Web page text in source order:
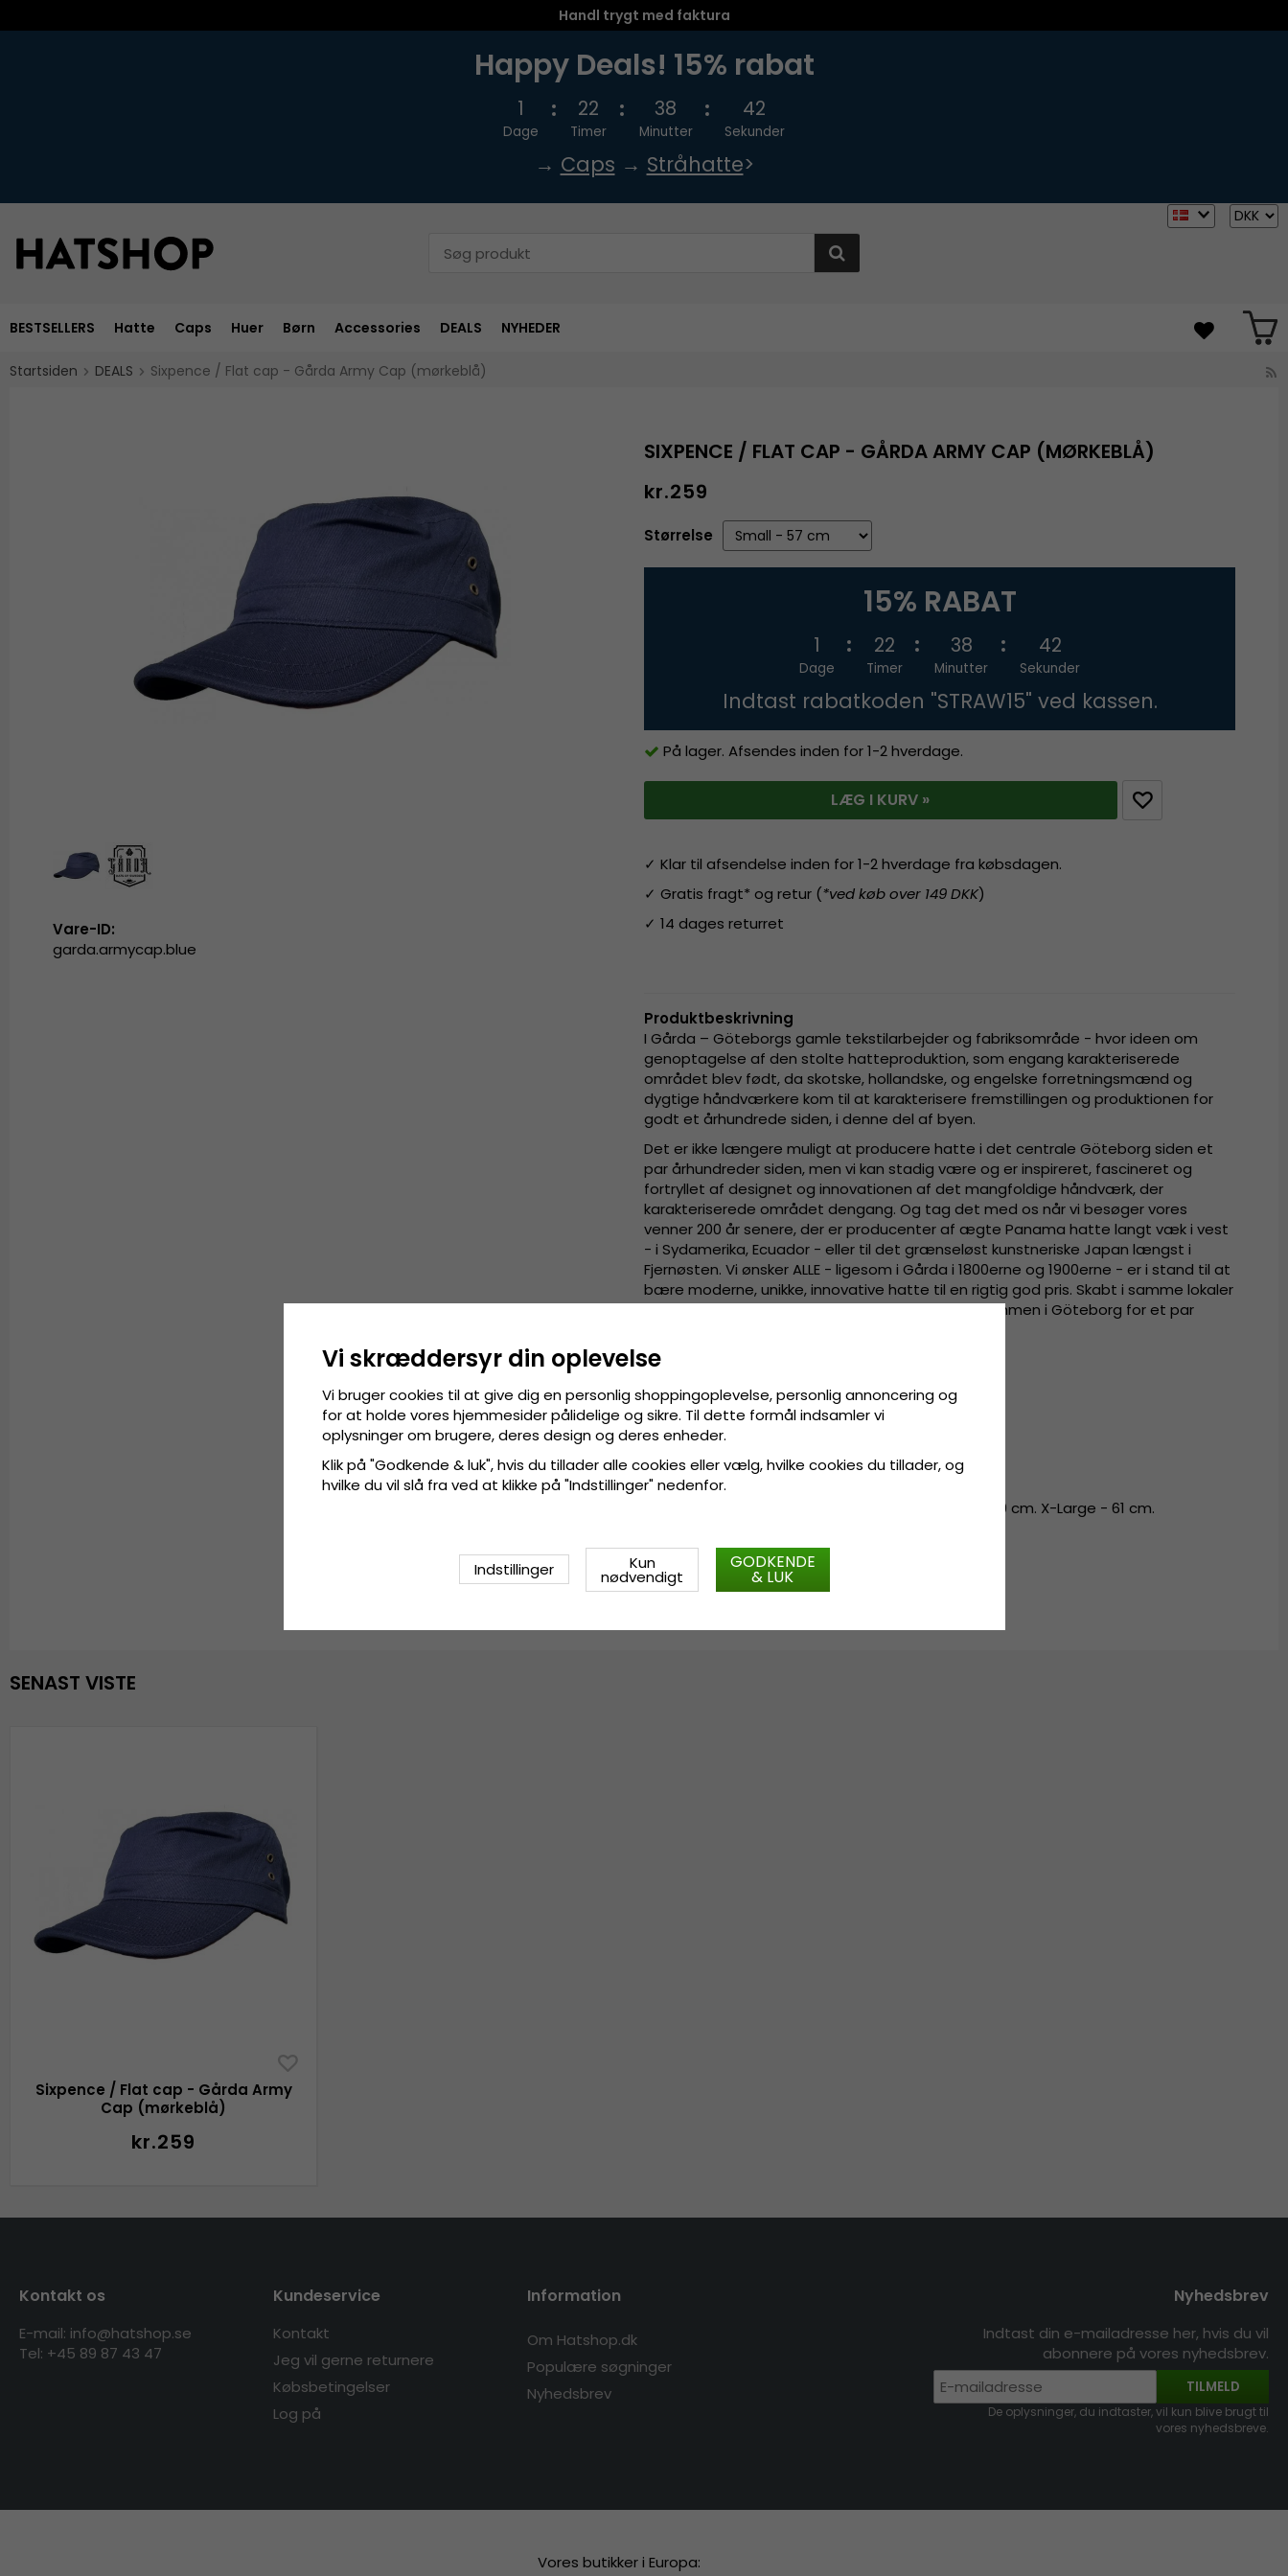
Handl trygt med faktura
Happy Deals! 15% rabat
1
Dage
22
Timer
38
Minutter
42
Sekunder
→ Caps → Stråhatte>
BESTSELLERS Hatte Caps Huer Børn Accessories DEALS NYHEDER
Startsiden DEALS Sixpence / Flat cap - Gårda Army Cap (mørkeblå)
SIXPENCE / FLAT CAP - GÅRDA ARMY CAP (MØRKEBLÅ)
kr.259
Størrelse
15% RABAT
1
Dage
22
Timer
38
Minutter
42
Sekunder
Indtast rabatkoden "STRAW15" ved kassen.
På lager. Afsendes inden for 1-2 hverdage.
LÆG I KURV »
✓ Klar til afsendelse inden for 1-2 hverdage fra købsdagen.
✓ Gratis fragt* og retur (*ved køb over 149 DKK)
✓ 14 dages returret
Produktbeskrivning
I Gårda – Göteborgs gamle tekstilarbejder og fabriksområde - hvor ideen om
genoptagelse af den stolte hatteproduktion, som engang karakteriserede
området blev født, da skotske, hollandske, og engelske forretningsmænd og
dygtige håndværkere kom til at karakterisere fremstillingen og produktionen for
godt et århundrede siden, i denne del af byen.
Det er ikke længere muligt at producere hatte i det centrale Göteborg siden et
par århundreder siden, men vi kan stadig være og er inspireret, fascineret og
fortryllet af designet og innovationen af det mangfoldige håndværk, der
karakteriserede området dengang. Og tag det med os når vi besøger vores
venner 200 år senere, der er producenter af ægte Panama hatte langt væk i vest
- i Sydamerika, Ecuador - eller til det grænseløst kunstneriske Japan længst i
Fjernøsten. Vi ønsker ALLE - ligesom i Gårda i 1800erne og 1900erne - er i stand til at
bære moderne, unikke, innovative hatte til en rigtig god pris. Skabt i samme lokaler
som når folk fra forskellige dele af Europa kom sammen i Göteborg for et par
Fremstillet af 100 procent polyester.
Medium - 57 cm. Large - 59 cm. X-Large - 61 cm.
Vare-ID:
garda.armycap.blue
SENAST VISTE
Sixpence / Flat cap - Gårda Army
Cap (mørkeblå)
kr.259
Kontakt os
E-mail: info@hatshop.se
Tel: +45 89 87 43 47
Kundeservice
Kontakt
Jeg vil gerne returnere
Købsbetingelser
Log på
Information
Om Hatshop.dk
Populære søgninger
Nyhedsbrev
Nyhedsbrev
Indtast din e-mailadresse her, hvis du vil
abonnere på vores nyhedsbrev.
TILMELD
De oplysninger, du indtaster, vil kun blive brugt til
vores nyhedsbreve.
Vores butikker i Europa:
Vi skræddersyr din oplevelse
Vi bruger cookies til at give dig en personlig shoppingoplevelse, personlig annoncering og
for at holde vores hjemmesider pålidelige og sikre. Til dette formål indsamler vi
oplysninger om brugere, deres design og deres enheder.
Klik på "Godkende & luk", hvis du tillader alle cookies eller vælg, hvilke cookies du tillader, og
hvilke du vil slå fra ved at klikke på "Indstillinger" nedenfor.
Indstillinger Kun
nødvendigt
GODKENDE
& LUK